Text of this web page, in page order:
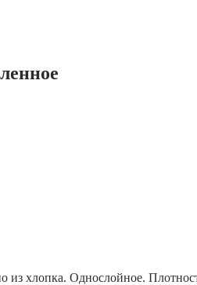
из хлопка. Однослойное.